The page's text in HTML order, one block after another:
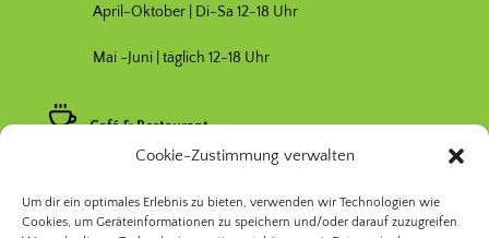
Cookie-Zustimmung verwalten
Um dir ein optimales Erlebnis zu bieten, verwenden wir Technologien wie
Cookies, um Geräteinformationen zu speichern und/oder darauf zuzugreifen.
April-Oktober | Di-Sa 12-18 Uhr
Mai -Juni | täglich 12-18 Uhr
Café & Restaurant
Hauptsaison Mai-September 11-19 Uhr